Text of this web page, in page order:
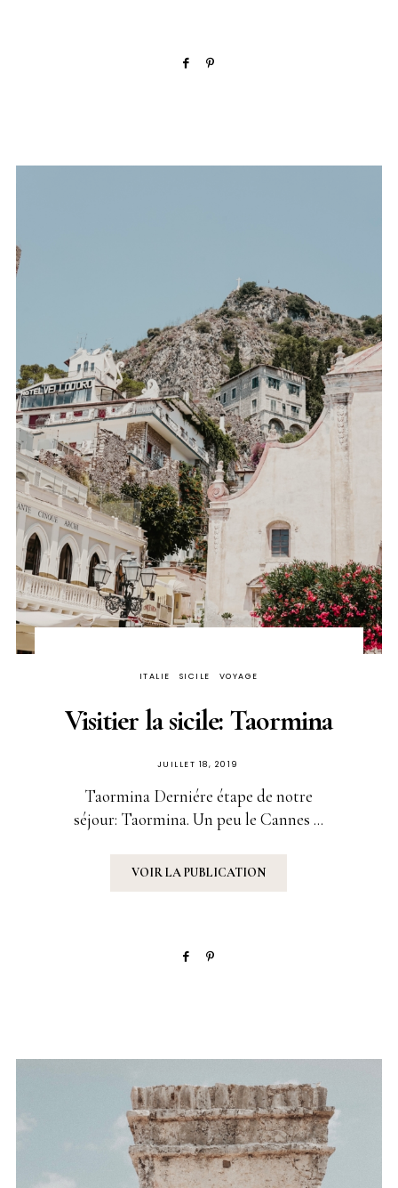
ITALIE SICILE VOYAGE
Visitier la sicile: Taormina
PUBLIÉ
JUILLET 18, 2019
Taormina Derniére étape de notre
séjour: Taormina. Un peu le Cannes ...
VOIR LA PUBLICATION